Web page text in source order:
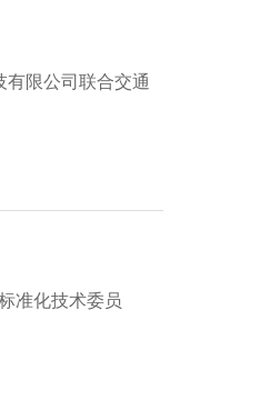
限公司联合交通
准化技术委员